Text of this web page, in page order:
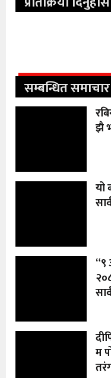
सम्बन्धित समाचार
झै
यो
“९
म